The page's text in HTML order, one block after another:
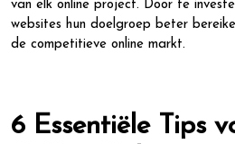
van elk online project. Door te
websites hun doelgroep beter
de competitieve online markt.
6 Essentiële Tips